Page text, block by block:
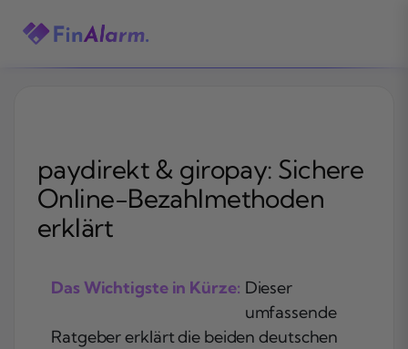
Inhalt
paydirekt & giropay: Sichere
Online-Bezahlmethoden
erklärt
Das Wichtigste in Kürze: Dieser
umfassende
Ratgeber erklärt die beiden deutschen